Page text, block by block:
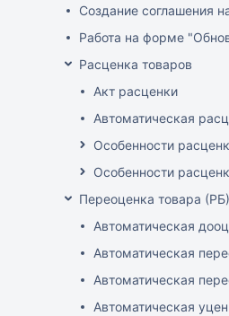
Создание соглашения на
Работа на форме
Расценка товаров
Акт расценки
Автоматическая
Особенности
Особенности
Переоценка товара (РБ)
Автоматическая
Автоматическая
Автоматическая
Автоматическая